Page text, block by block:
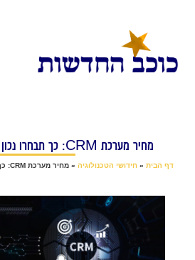
מחיר מערכת CRM: כך תבחרו נכון בלי לשלם יותר מדי
דף הבית » חידושי הטכנולוגיה » מחיר מערכת CRM: כך תבחרו נכון בלי לשלם יותר מדי